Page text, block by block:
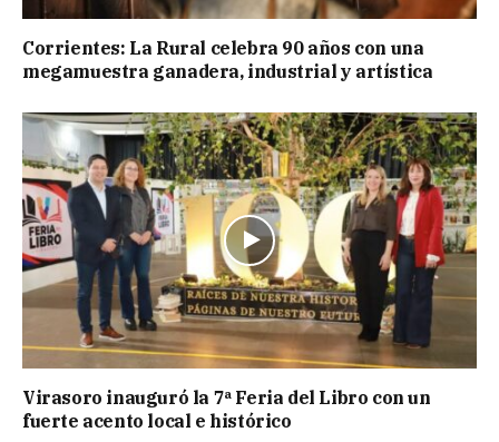
Corrientes: La Rural celebra 90 años con una
megamuestra ganadera, industrial y artística
Virasoro inauguró la 7ª Feria del Libro con un
fuerte acento local e histórico